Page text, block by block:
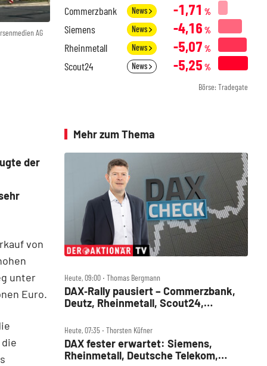
AG
der
von
unter
Euro.
Commerzbank News -1,71 %
Siemens News -4,16 %
Rheinmetall News -5,07 %
Scout24 News -5,25 %
Börse: Tradegate
Mehr zum Thema
Heute, 09:00 ‧ Thomas Bergmann
DAX‑Rally pausiert – Commerzbank,
Deutz, Rheinmetall, Scout24,
Check
Heute, 07:35 ‧ Thorsten Küfner
DAX fester erwartet: Siemens,
Rheinmetall, Deutsche Telekom,